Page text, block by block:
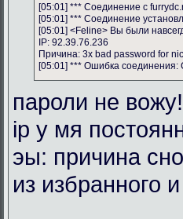
[05:01] *** Соединение с
[05:01] *** Соединение
[05:01] <Feline> Вы были
IP: 92.39.76.236
Причина: 3x bad password for
[05:01] *** Ошибка соединения:
пароли не
ip у мя
эы: причина
из избранного